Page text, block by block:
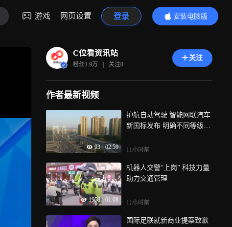
游戏 网页设置 登录
安装电脑版
内容更精彩
C位看资讯站
粉丝1.9万 | 关注0
关注
作者最新视频
93 | 02:59
护航自动驾驶 智能网联汽车
新国标发布 明确不同等级安
11小时前
1958 | 01:08
机器人交警“上岗” 科技力量
助力交通管理
11小时前
国际足联就新商业提案致歉